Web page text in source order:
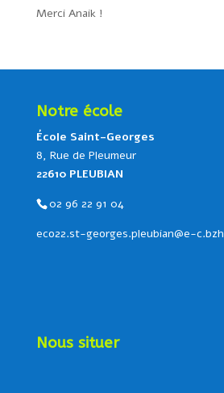
Merci Anaik !
Notre école
École Saint-Georges
8, Rue de Pleumeur
22610 PLEUBIAN
02 96 22 91 04
eco22.st-georges.pleubian@e-c.bzh
Nous situer